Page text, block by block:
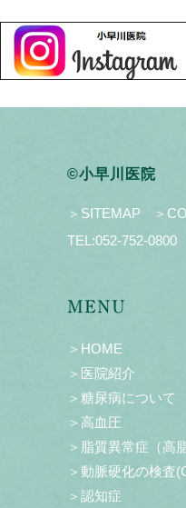
©小早川医院
＞SITEMAP
＞
TEL:052-752-0800
MENU
＞HOME
＞医院紹介
＞糖尿病について
＞高血圧
＞脂質異常症（高
＞動脈硬化の検査
＞認知症